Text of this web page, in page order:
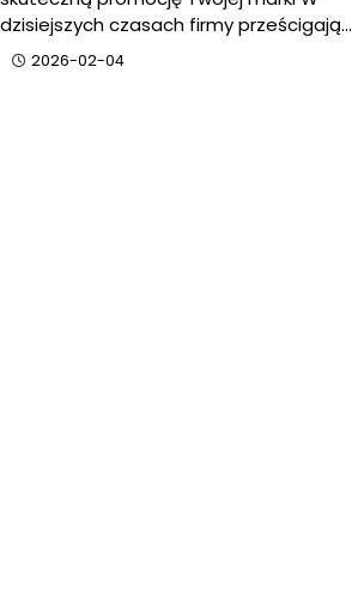
dzisiejszych czasach firmy prześcigają…
2026-02-04